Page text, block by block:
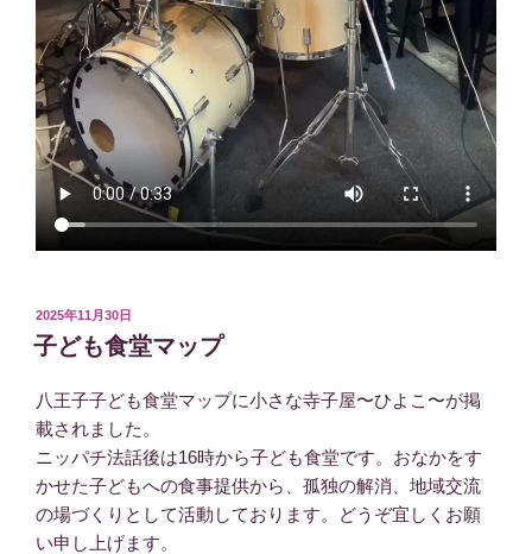
投
稿
日:
2025年11月30日
子ども食堂マップ
八王子子ども食堂マップに小さな寺子屋〜ひよこ〜が掲
載されました。
ニッパチ法話後は16時から子ども食堂です。おなかをす
かせた子どもへの食事提供から、孤独の解消、地域交流
の場づくりとして活動しております。どうぞ宜しくお願
い申し上げます。